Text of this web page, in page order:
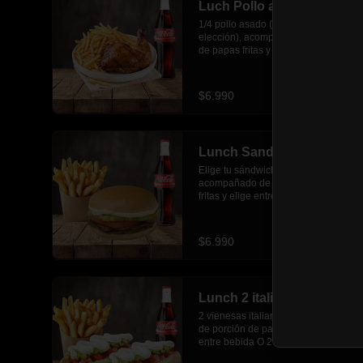
Luch Pollo asado
1/4 pollo asado (pieza no a
elección), acompañado de porción
de papas fritas y elige entre bebida
$6.990
Lunch Sandwich
Elige tu sándwich favorito
acompañado de porción de papas
fritas y elige entre bebida  O 2
$6.990
Lunch 2 italianos
2 vienesas italianas acompañado
de porción de papas fritas y elige
entre bebida O 2 empanadas media